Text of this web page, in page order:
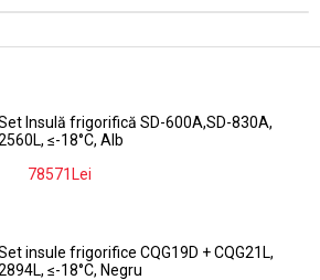
Insulă frigorifică SD-600A,SD-830A,
≤-18°C, Alb
78571Lei
insule frigorifice CQG19D + CQG21L,
≤-18°C, Negru